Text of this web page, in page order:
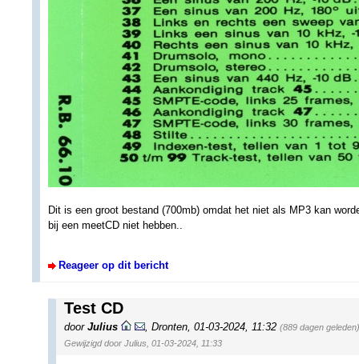
Dit is een groot bestand (700mb) omdat het niet als MP3 kan
bij een meetCD niet hebben..
Reageer op dit bericht
Test CD
door Julius Dronten 01-03-2024, 11:32 (889 dagen geleden)
Gewijzigd door Julius, 01-03-2024, 11:33